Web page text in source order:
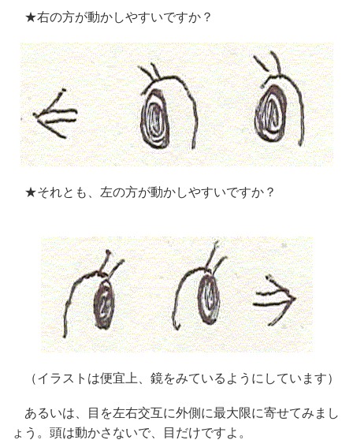
★右の方が動かしやすいですか？
★それとも、左の方が動かしやすいですか？
（イラストは便宜上、鏡をみているようにしています）
あるいは、目を左右交互に外側に最大限に寄せてみまし
ょう。頭は動かさないで、目だけですよ。